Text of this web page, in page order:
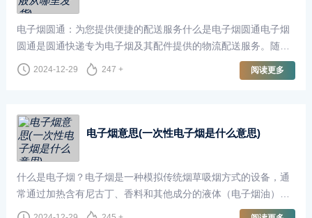
电子烟圆通：为您提供便捷的配送服务什么是电子烟圆通电子烟
圆通是圆通快递专为电子烟及其配件提供的物流配送服务。随着
电子烟在全球范围内的普及，越来越多的消费者选择通过在线购
物的方式购买电子烟
2024-12-29 247 + 阅读更多
电子烟意思(一次性电子烟是什么意思)
什么是电子烟？电子烟是一种模拟传统烟草吸烟方式的设备，通
常通过加热含有尼古丁、香料和其他成分的液体（电子烟油）来
产生蒸汽，供使用者吸入。与传统香烟不同，电子烟不涉